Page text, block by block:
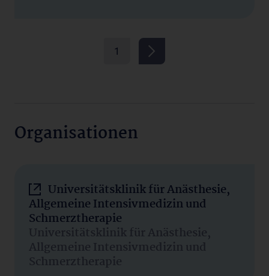
1
Organisationen
Universitätsklinik für Anästhesie,
Allgemeine Intensivmedizin und
Schmerztherapie
Universitätsklinik für Anästhesie,
Allgemeine Intensivmedizin und
Schmerztherapie